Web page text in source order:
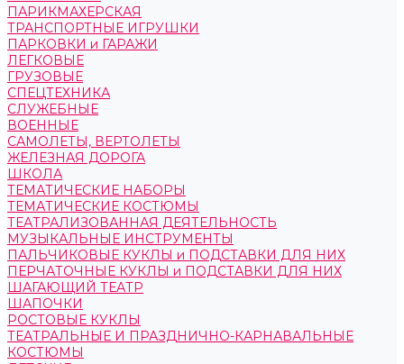
ПАРИКМАХЕРСКАЯ
ТРАНСПОРТНЫЕ ИГРУШКИ
ПАРКОВКИ и ГАРАЖИ
ЛЕГКОВЫЕ
ГРУЗОВЫЕ
СПЕЦТЕХНИКА
СЛУЖЕБНЫЕ
ВОЕННЫЕ
САМОЛЕТЫ, ВЕРТОЛЕТЫ
ЖЕЛЕЗНАЯ ДОРОГА
ШКОЛА
ТЕМАТИЧЕСКИЕ НАБОРЫ
ТЕМАТИЧЕСКИЕ КОСТЮМЫ
ТЕАТРАЛИЗОВАННАЯ ДЕЯТЕЛЬНОСТЬ
МУЗЫКАЛЬНЫЕ ИНСТРУМЕНТЫ
ПАЛЬЧИКОВЫЕ КУКЛЫ и ПОДСТАВКИ ДЛЯ НИХ
ПЕРЧАТОЧНЫЕ КУКЛЫ и ПОДСТАВКИ ДЛЯ НИХ
ШАГАЮЩИЙ ТЕАТР
ШАПОЧКИ
РОСТОВЫЕ КУКЛЫ
ТЕАТРАЛЬНЫЕ И ПРАЗДНИЧНО-КАРНАВАЛЬНЫЕ
КОСТЮМЫ